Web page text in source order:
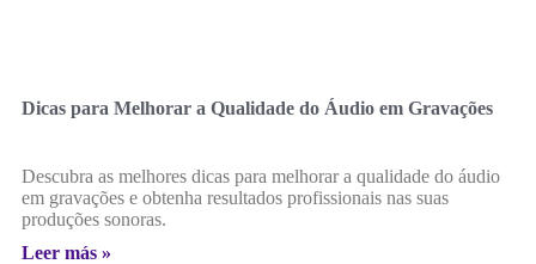
Dicas para Melhorar a Qualidade do Áudio em Gravações
Descubra as melhores dicas para melhorar a qualidade do áudio
em gravações e obtenha resultados profissionais nas suas
produções sonoras.
Leer más »